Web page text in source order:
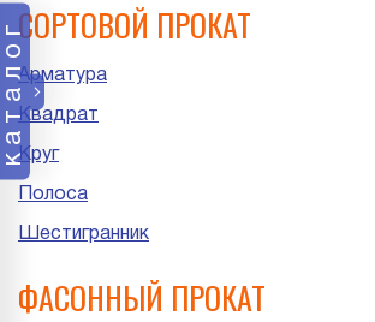
каталогСОРТОВОЙ ПРОКАТ
Арматура
Квадрат
Круг
Полоса
Шестигранник
ФАСОННЫЙ ПРОКАТ